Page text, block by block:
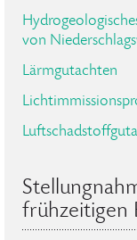
von
Lärmgutachten
frühzeitigen